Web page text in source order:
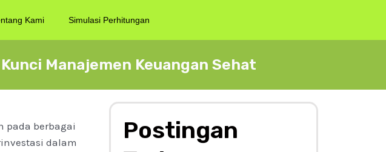
Kami Simulasi Perhitungan
Manajemen Keuangan Sehat
pada berbagai
dalam
Postingan